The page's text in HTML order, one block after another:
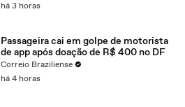
há 3 horas
Passageira cai em golpe de motorista
de app após doação de R$ 400 no DF
Correio Braziliense
há 4 horas